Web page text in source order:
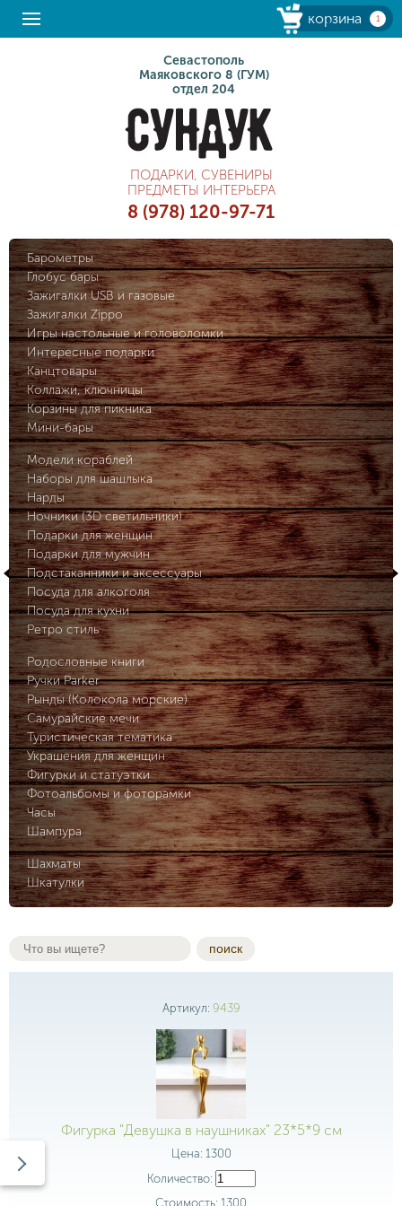
корзина 1
Севастополь
Маяковского 8 (ГУМ)
отдел 204
ПОДАРКИ, СУВЕНИРЫ
ПРЕДМЕТЫ ИНТЕРЬЕРА
8 (978) 120-97-71
Барометры
Глобус бары
Зажигалки USB и газовые
Зажигалки Zippo
Игры настольные и головоломки
Интересные подарки
Канцтовары
Коллажи, ключницы
Корзины для пикника
Мини-бары
Модели кораблей
Наборы для шашлыка
Нарды
Ночники (3D светильники)
Подарки для женщин
Подарки для мужчин
Подстаканники и аксессуары
Посуда для алкоголя
Посуда для кухни
Ретро стиль
Родословные книги
Ручки Parker
Рынды (Колокола морские)
Самурайские мечи
Туристическая тематика
Украшения для женщин
Фигурки и статуэтки
Фотоальбомы и фоторамки
Часы
Шампура
Шахматы
Шкатулки
поиск
Артикул: 9439
Фигурка "Девушка в наушниках" 23*5*9 см
Цена: 1300
Количество:
Стоимость: 1300